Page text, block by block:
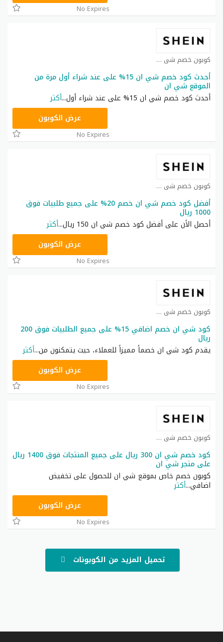
No Expires
كوبون خصم شي ان كوبون
أحدث كود خصم شي ان 15% على عند شراء أول مرة من
الموقع شي ان
أحدث كود خصم شي ان 15% على عند شراء أول
...أكثر
عرض الكوبون
No Expires
كوبون خصم شي ان كوبون
أفضل كود خصم شي ان خصم 20% على جميع طلبيات فوق
1000 ريال
أحصل الأن على أفضل كود خصم شي ان 150 ريال
...أكثر
عرض الكوبون
No Expires
كوبون خصم شي ان كوبون
كود شي ان خصم اضافي 15% على جميع الطلبيات فوق 200
ريال
يقدم كود شي ان خصماً مميزاً للعملاء، حيث يتمكنون من...أكثر
عرض الكوبون
No Expires
كوبون خصم شي ان كوبون
كود خصم شي ان 300 ريال على جميع المنتجات فوق 1400 ريال
على متجر شي ان
كوبون خصم خاص بموقع شي ان للحصول على تخفيض
اضافي...أكثر
عرض الكوبون
No Expires
تحميل المزيد من الكوبونات